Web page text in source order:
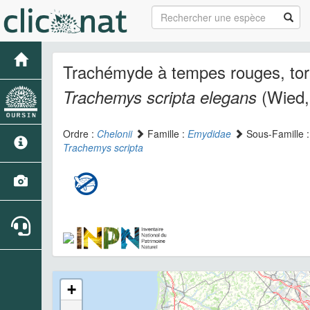
Trachémyde à tempes rouges,
Trachemys scripta elegans
Ordre : Chelonii Famille : Emydidae
Sous-Famille
Trachemys scripta
+